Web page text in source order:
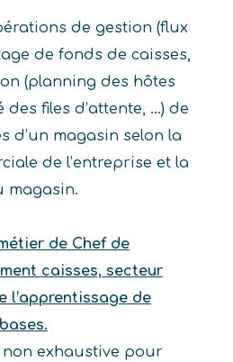
de gestion (flux
de fonds de caisses,
(planning des hôtes
files d’attente, …) de
d’un magasin selon la
de l’entreprise et la
magasin.
de Chef de
caisses, secteur
l’apprentissage de
exhaustive pour